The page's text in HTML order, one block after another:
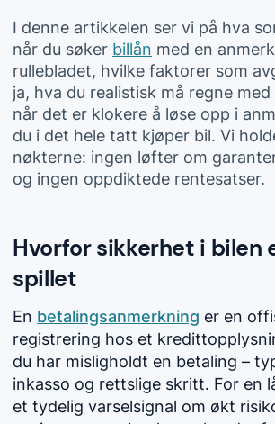
I denne artikkelen ser vi på hva
når du søker billån med en
rullebladet, hvilke faktorer som
ja, hva du realistisk må regne
når det er klokere å løse opp i
du i det hele tatt kjøper bil. Vi
nøkterne: ingen løfter om
og ingen oppdiktede rentesatser.
Hvorfor sikkerhet i bilen
spillet
En betalingsanmerkning er en
registrering hos et
du har misligholdt en betaling –
inkasso og rettslige skritt. For en
et tydelig varselsignal om økt